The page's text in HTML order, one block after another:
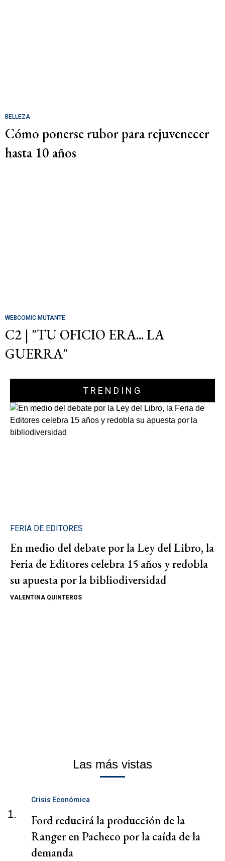
BELLEZA
Cómo ponerse rubor para rejuvenecer
hasta 10 años
WEBCOMIC MUTANTE
C2 | "TU OFICIO ERA... LA
GUERRA"
TRENDING
FERIA DE EDITORES
En medio del debate por la Ley del Libro, la
Feria de Editores celebra 15 años y redobla
su apuesta por la bibliodiversidad
VALENTINA QUINTEROS
Las más vistas
1.
Crisis Económica
Ford reducirá la producción de la
Ranger en Pacheco por la caída de la
demanda